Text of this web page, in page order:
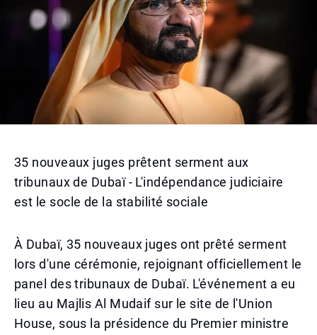
35 nouveaux juges prêtent serment aux
tribunaux de Dubaï - L'indépendance judiciaire
est le socle de la stabilité sociale
À Dubaï, 35 nouveaux juges ont prêté serment
lors d'une cérémonie, rejoignant officiellement le
panel des tribunaux de Dubaï. L'événement a eu
lieu au Majlis Al Mudaif sur le site de l'Union
House, sous la présidence du Premier ministre